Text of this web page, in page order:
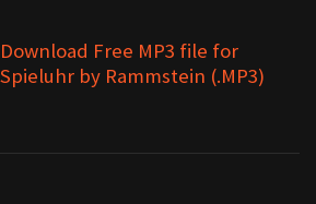
Download Free MP3 file for
Spieluhr by Rammstein (.MP3)